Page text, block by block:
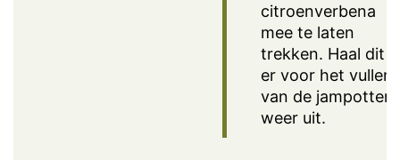
citroenverbena
mee te laten
trekken. Haal dit
er voor het vullen
van de jampotten
weer uit.